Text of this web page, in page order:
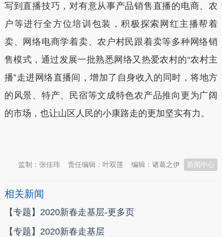
写到直播技巧，对有意从事产品销售直播的电商、农
户等进行全方位培训包装，积极探索网红主播帮着
卖、网络电商学着卖、农户村民跟着卖等多种网络销
售模式，通过发展一批熟悉网络又热爱农村的“农村主
播”走进网络直播间，增加了自身收入的同时，将地方
的风景、特产、民宿等文成特色农产品推向更为广阔
的市场，也让山区人民的小康路走的更加坚实有力。
新闻中心
编辑：诸葛之伊
责任编辑：叶双莲
监制：张佳玮
相关新闻
【专题】2020新春走基层-更多页
【专题】2020新春走基层